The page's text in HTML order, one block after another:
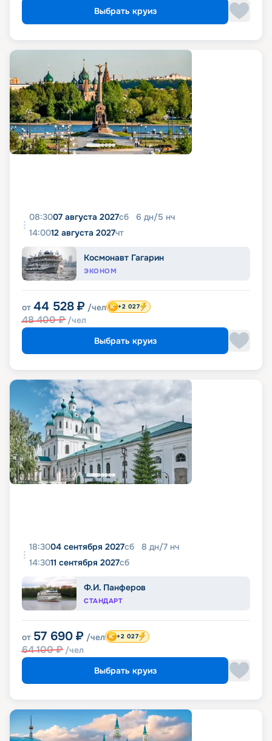
Выбрать круиз
08:3007 августа 2027сб 6 дн/5 нч
14:0012 августа 2027чт
Космонавт Гагарин
ЭКОНОМ
от 44 528 ₽ /чел
48 400₽ /чел
+2 027
Выбрать круиз
18:3004 сентября 2027сб 8 дн/7 нч
14:3011 сентября 2027сб
Ф.И. Панферов
СТАНДАРТ
от 57 690 ₽ /чел
64 100₽ /чел
+2 027
Выбрать круиз